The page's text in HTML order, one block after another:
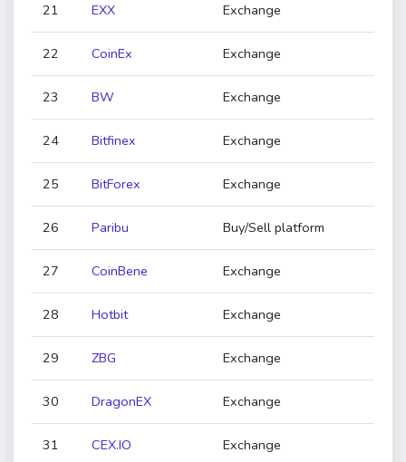
21 EXX Exchange
22 CoinEx Exchange
23 BW Exchange
24 Bitfinex Exchange
25 BitForex Exchange
26 Paribu Buy/Sell platform
27 CoinBene Exchange
28 Hotbit Exchange
29 ZBG Exchange
30 DragonEX Exchange
31 CEX.IO Exchange